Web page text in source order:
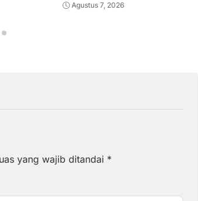
Agustus 7, 2026
yang wajib ditandai *